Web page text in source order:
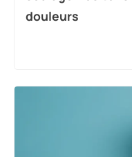
douleurs